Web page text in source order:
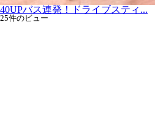
40UPバス連発！ドライブスティ...
25件のビュー